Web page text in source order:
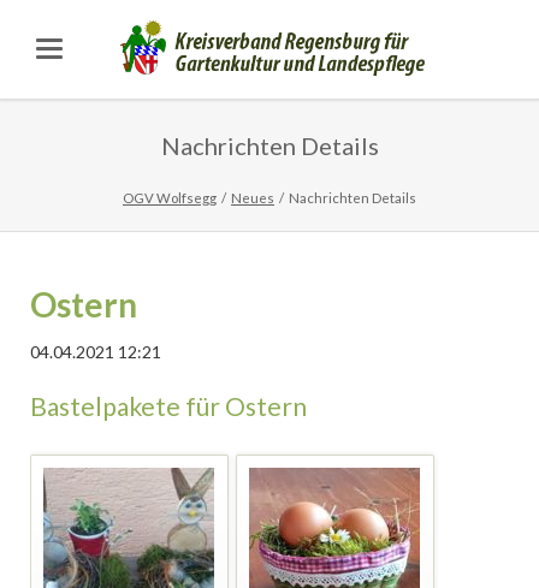
Nachrichten Details
OGV Wolfsegg Neues Nachrichten Details
Ostern
04.04.2021 12:21
Bastelpakete für Ostern